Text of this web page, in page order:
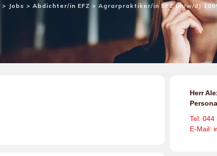
> Jobs > Abdichter/in EFZ > Agrarpraktiker/in EFZ (m/w/d)
Herr
Tel: 044
E-Mail: